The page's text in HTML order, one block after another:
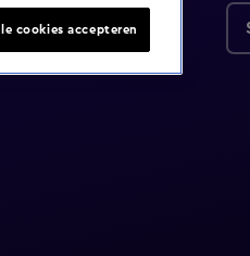
cookies accepteren